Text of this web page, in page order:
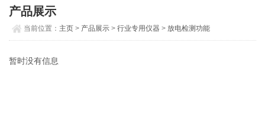
产品展示
当前位置： 主页 > 产品展示 >行业专用仪器 >放电检测功能
暂时没有信息